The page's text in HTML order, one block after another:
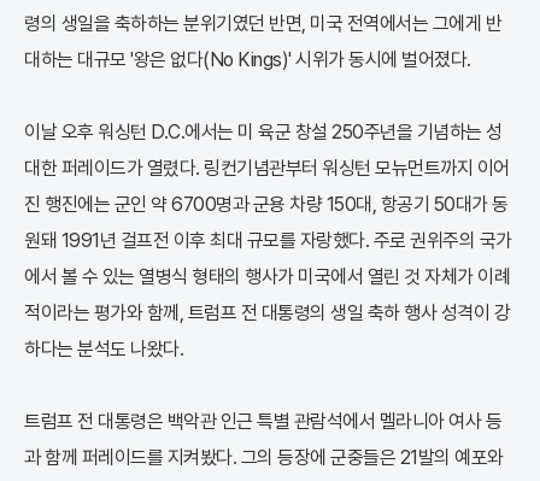
령의 생일을 축하하는 분위기였던 반면, 미국 전역에서는 그에게 반
대하는 대규모 '왕은 없다(No Kings)' 시위가 동시에 벌어졌다.
이날 오후 워싱턴 D.C.에서는 미 육군 창설 250주년을 기념하는 성
대한 퍼레이드가 열렸다. 링컨기념관부터 워싱턴 모뉴먼트까지 이어
진 행진에는 군인 약 6700명과 군용 차량 150대, 항공기 50대가 동
원돼 1991년 걸프전 이후 최대 규모를 자랑했다. 주로 권위주의 국가
에서 볼 수 있는 열병식 형태의 행사가 미국에서 열린 것 자체가 이례
적이라는 평가와 함께, 트럼프 전 대통령의 생일 축하 행사 성격이 강
하다는 분석도 나왔다.
트럼프 전 대통령은 백악관 인근 특별 관람석에서 멜라니아 여사 등
과 함께 퍼레이드를 지켜봤다. 그의 등장에 군중들은 21발의 예포와